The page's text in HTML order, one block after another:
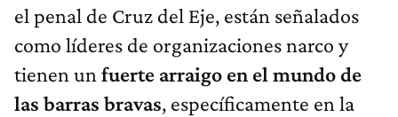
el penal de Cruz del Eje, están señalados
como líderes de organizaciones narco y
tienen un fuerte arraigo en el mundo de
las barras bravas, específicamente en la